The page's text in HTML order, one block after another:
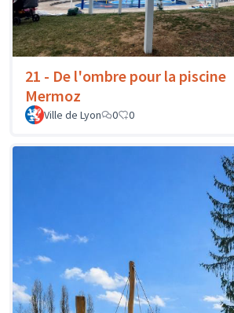
21 - De l'ombre pour la piscine
Mermoz
Ville de Lyon 0 0